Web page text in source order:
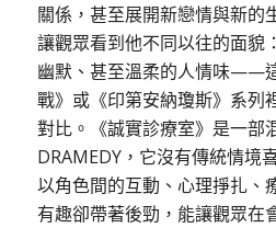
關係，甚至展開新戀情與新的
讓觀眾看到他不同以往的面貌
幽默、甚至溫柔的人情味——
戰》或《印第安納瓊斯》系列
對比。《誠實診療室》是一部
DRAMEDY，它沒有傳統情境
以角色間的互動、心理掙扎、
有趣卻帶著後勁，能讓觀眾在